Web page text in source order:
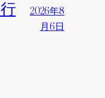
2026年8
月6日